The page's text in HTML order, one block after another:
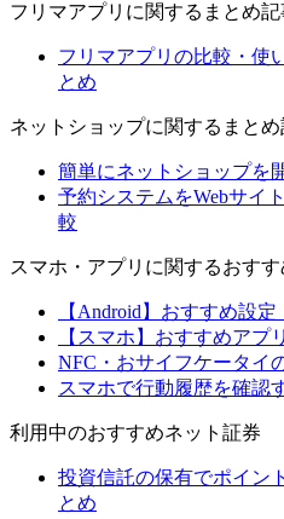
フリマアプリに関するまとめ記
フリマアプリの比較・使
とめ
ネットショップに関するまと
簡単にネットショップを
予約システムをWebサイ
較
スマホ・アプリに関するおす
【Android】おすすめ設
【スマホ】おすすめアプ
NFC・おサイフケータイ
スマホで行動履歴を確認
利用中のおすすめネット証券
投資信託の保有でポイン
とめ